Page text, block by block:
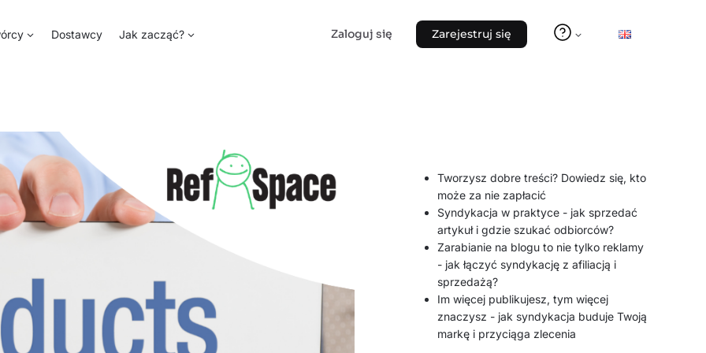
Dostawcy Jak zacząć? Zaloguj się Zarejestruj się
Tworzysz dobre treści? Dowiedz się, kto
może za nie zapłacić
Syndykacja w praktyce - jak sprzedać
artykuł i gdzie szukać odbiorców?
Zarabianie na blogu to nie tylko reklamy
- jak łączyć syndykację z afiliacją i
sprzedażą?
Im więcej publikujesz, tym więcej
znaczysz - jak syndykacja buduje Twoją
markę i przyciąga zlecenia